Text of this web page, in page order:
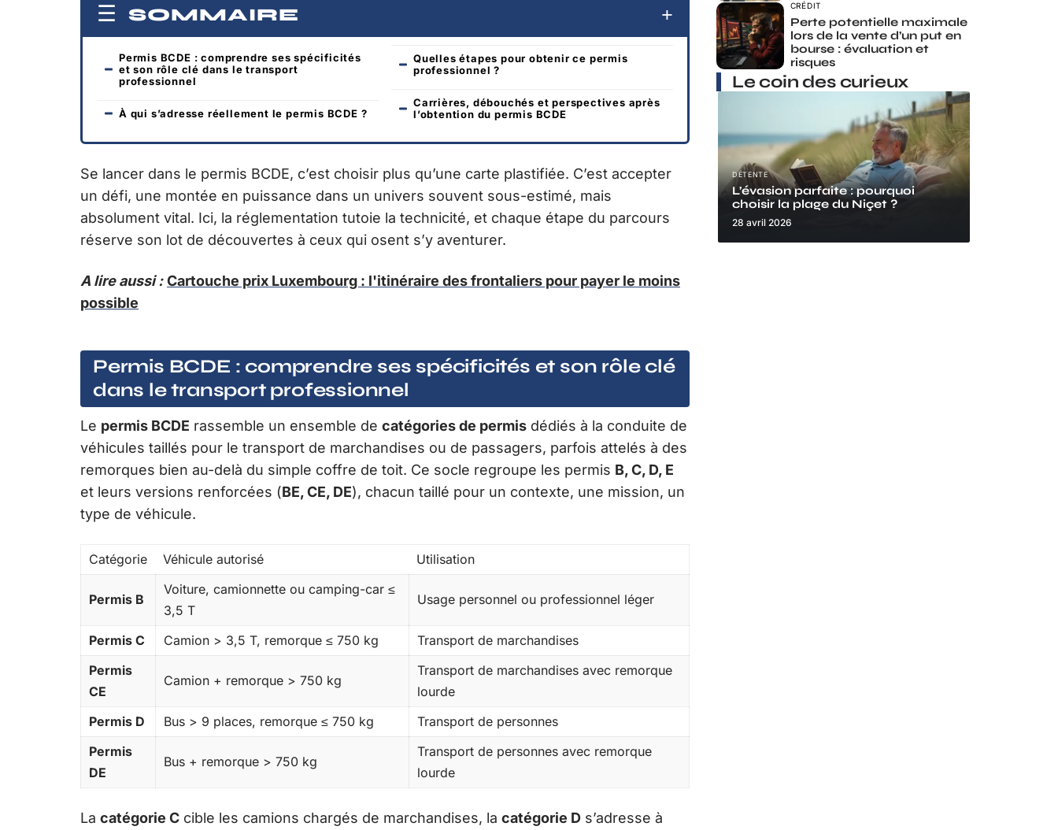
SOMMAIRE
Permis BCDE : comprendre ses spécificités
et son rôle clé dans le transport
professionnel
À qui s’adresse réellement le permis BCDE ?
Quelles étapes pour obtenir ce permis
professionnel ?
Carrières, débouchés et perspectives après
l’obtention du permis BCDE
Se lancer dans le permis BCDE, c’est choisir plus qu’une carte plastifiée. C’est accepter
un défi, une montée en puissance dans un univers souvent sous-estimé, mais
absolument vital. Ici, la réglementation tutoie la technicité, et chaque étape du parcours
réserve son lot de découvertes à ceux qui osent s’y aventurer.
A lire aussi : Cartouche prix Luxembourg : l'itinéraire des frontaliers pour payer le moins
possible
Permis BCDE : comprendre ses spécificités et son rôle clé
dans le transport professionnel
Le permis BCDE rassemble un ensemble de catégories de permis dédiés à la conduite de
véhicules taillés pour le transport de marchandises ou de passagers, parfois attelés à des
remorques bien au-delà du simple coffre de toit. Ce socle regroupe les permis B, C, D, E
et leurs versions renforcées (BE, CE, DE), chacun taillé pour un contexte, une mission, un
type de véhicule.
Catégorie Véhicule autorisé Utilisation
Permis B
Voiture, camionnette ou camping-car ≤
3,5 T
Usage personnel ou professionnel léger
Permis C Camion > 3,5 T, remorque ≤ 750 kg
Transport de marchandises
Permis
CE
Camion + remorque > 750 kg
Transport de marchandises avec remorque
lourde
Permis D
Bus > 9 places, remorque ≤ 750 kg
Transport de personnes
Permis
DE
Bus + remorque > 750 kg
Transport de personnes avec remorque
lourde
La catégorie C cible les camions chargés de marchandises, la catégorie D s’adresse à
CRÉDIT
Perte potentielle maximale
lors de la vente d’un put en
bourse : évaluation et
risques
Le coin des curieux
DÉTENTE
L’évasion parfaite : pourquoi
choisir la plage du Niçet ?
28 avril 2026